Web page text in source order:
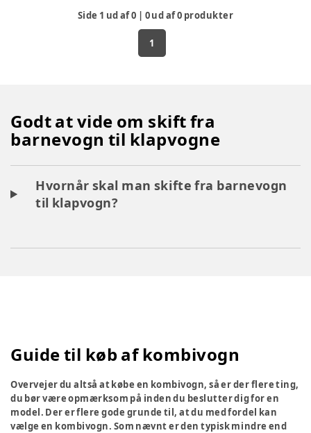
Side 1 ud af0 | 0ud af0 produkter
1
Godt at vide om skift fra
barnevogn til klapvogne
Hvornår skal man skifte fra barnevogn
til klapvogn?
Guide til køb af kombivogn
Overvejer du altså at købe en kombivogn, så er der flere ting,
du bør være opmærksom på inden du beslutter dig for en
model. Der er flere gode grunde til, at du med fordel kan
vælge en kombivogn. Som nævnt er den typisk mindre end